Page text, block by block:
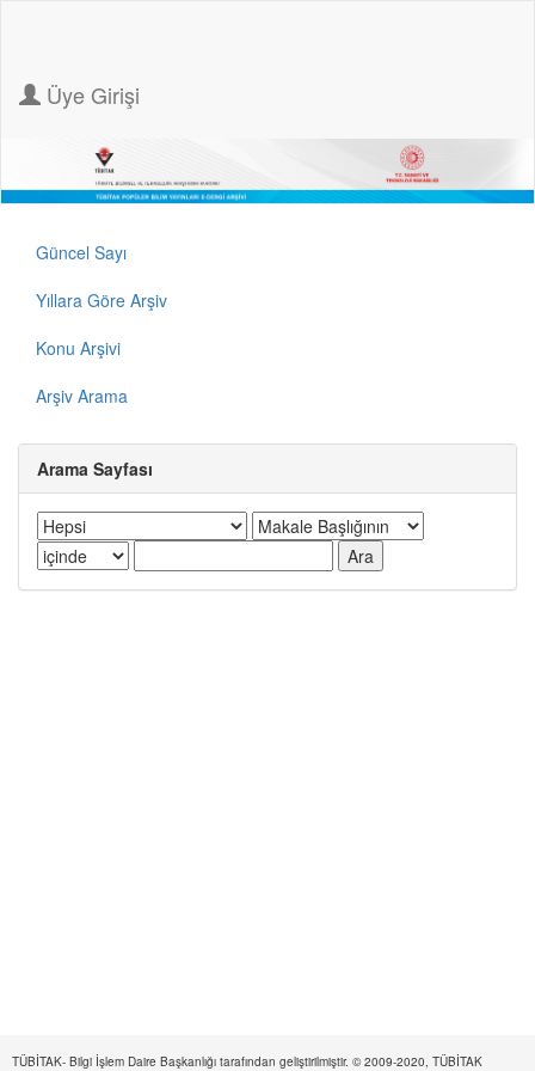
Üye Girişi
Güncel Sayı
Yıllara Göre Arşiv
Konu Arşivi
Arşiv Arama
Arama Sayfası
TÜBİTAK- Bilgi İşlem Daire Başkanlığı tarafından geliştirilmiştir. © 2009-2020, TÜBİTAK